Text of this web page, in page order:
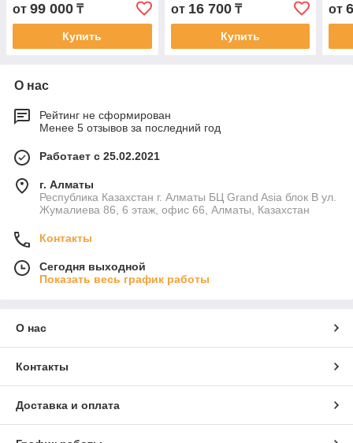
Pn=16bar, Tmax=130*C
от 99 000 ₸
Купить
Tmax=130*C
от 16 700₸
Купить
от
О нас
Рейтинг не сформирован
Менее 5 отзывов за последний год
Работает с 25.02.2021
г. Алматы
Республика Казахстан г. Алматы БЦ Grand Asia блок B ул.
Жумалиева 86, 6 этаж, офис 66, Алматы, Казахстан
Контакты
Сегодня выходной
Показать весь график работы
О нас
Контакты
Доставка и оплата